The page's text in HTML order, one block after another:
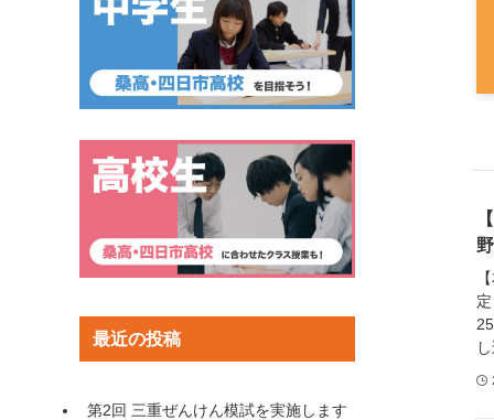
最近の投稿
第2回 三重ぜんけん模試を実施します